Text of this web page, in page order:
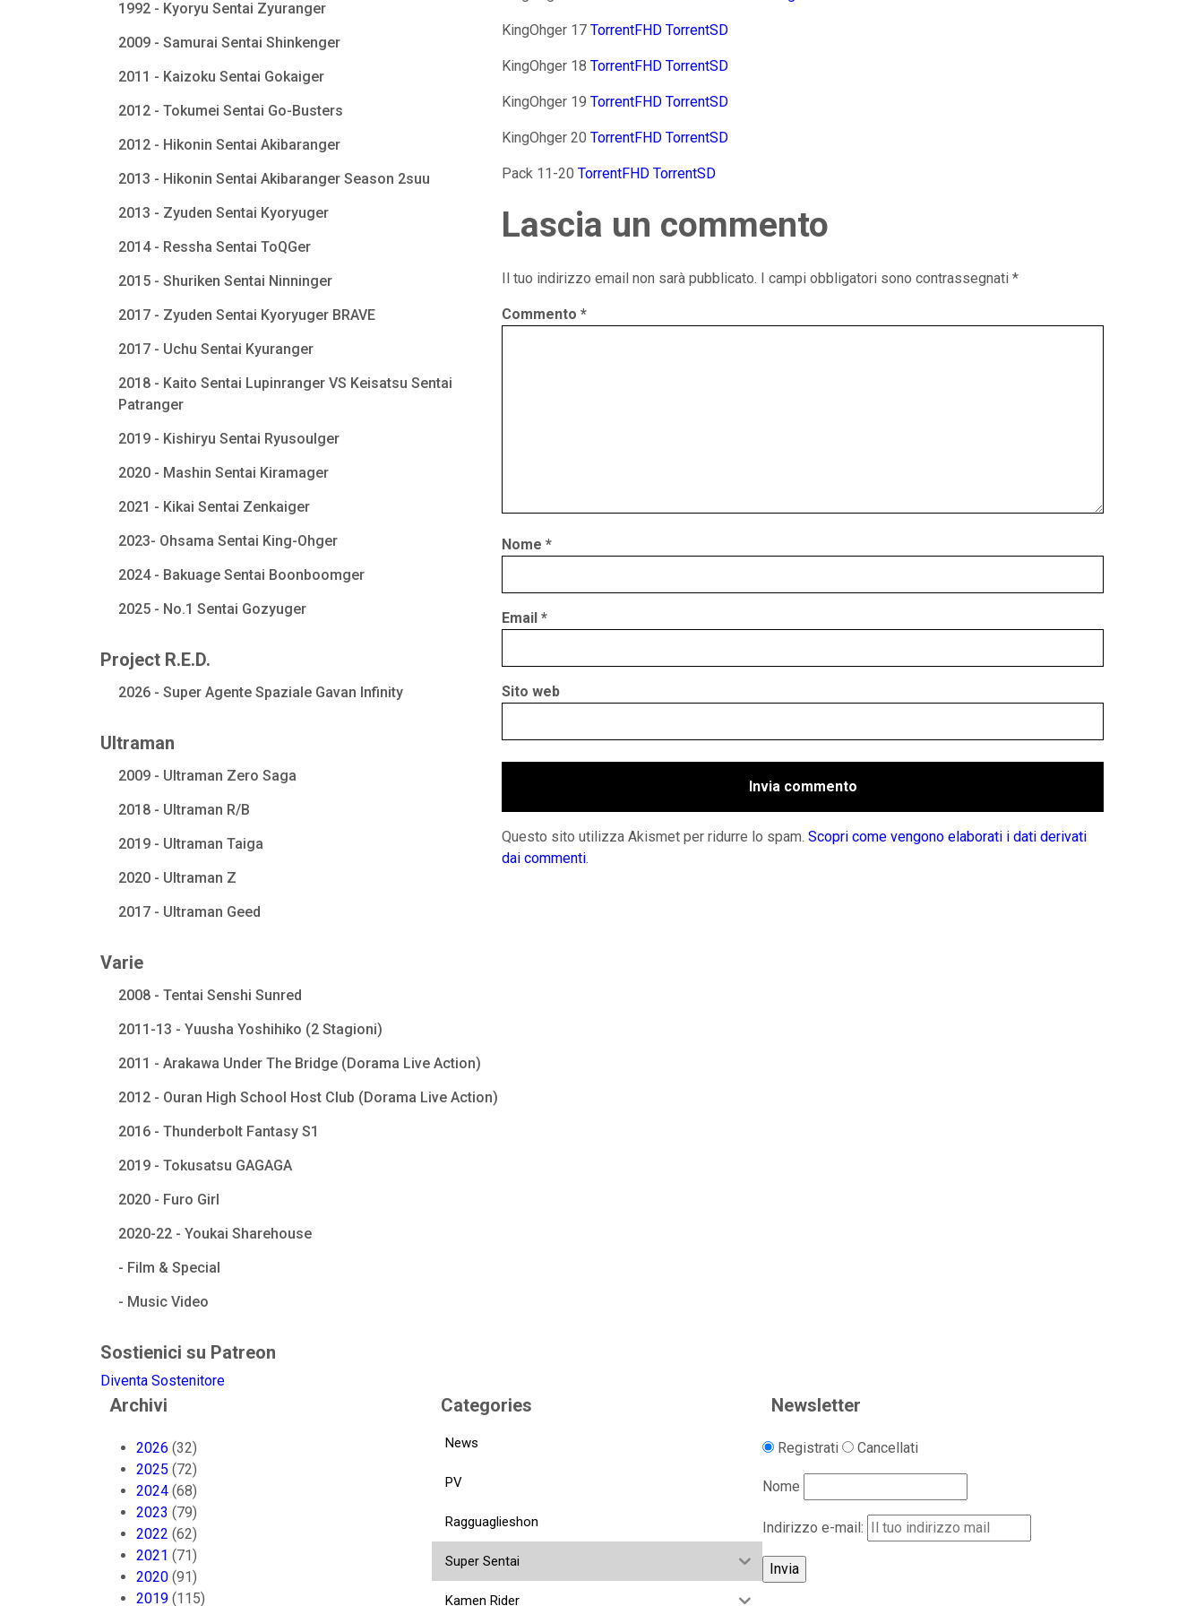
1992 - Kyoryu Sentai Zyuranger
2009 - Samurai Sentai Shinkenger
2011 - Kaizoku Sentai Gokaiger
2012 - Tokumei Sentai Go-Busters
2012 - Hikonin Sentai Akibaranger
2013 - Hikonin Sentai Akibaranger Season 2suu
2013 - Zyuden Sentai Kyoryuger
2014 - Ressha Sentai ToQGer
2015 - Shuriken Sentai Ninninger
2017 - Zyuden Sentai Kyoryuger BRAVE
2017 - Uchu Sentai Kyuranger
2018 - Kaito Sentai Lupinranger VS Keisatsu Sentai
Patranger
2019 - Kishiryu Sentai Ryusoulger
2020 - Mashin Sentai Kiramager
2021 - Kikai Sentai Zenkaiger
2023- Ohsama Sentai King-Ohger
2024 - Bakuage Sentai Boonboomger
2025 - No.1 Sentai Gozyuger
Project R.E.D.
2026 - Super Agente Spaziale Gavan Infinity
Ultraman
2009 - Ultraman Zero Saga
2018 - Ultraman R/B
2019 - Ultraman Taiga
2020 - Ultraman Z
2017 - Ultraman Geed
Varie
2008 - Tentai Senshi Sunred
2011-13 - Yuusha Yoshihiko (2 Stagioni)
2011 - Arakawa Under The Bridge (Dorama Live Action)
2012 - Ouran High School Host Club (Dorama Live Action)
2016 - Thunderbolt Fantasy S1
2019 - Tokusatsu GAGAGA
2020 - Furo Girl
2020-22 - Youkai Sharehouse
- Film & Special
- Music Video
Sostienici su Patreon
Diventa Sostenitore
KingOhger 17 TorrentFHD TorrentSD
KingOhger 18 TorrentFHD TorrentSD
KingOhger 19 TorrentFHD TorrentSD
KingOhger 20 TorrentFHD TorrentSD
Pack 11-20 TorrentFHD TorrentSD
Lascia un commento
Il tuo indirizzo email non sarà pubblicato. I campi obbligatori sono contrassegnati *
Commento *
Nome *
Email *
Sito web
Questo sito utilizza Akismet per ridurre lo spam. Scopri come vengono elaborati i dati derivati
dai commenti.
Archivi
2026 (32)
2025 (72)
2024 (68)
2023 (79)
2022 (62)
2021 (71)
2020 (91)
2019 (115)
Categories
News
PV
Ragguaglieshon
Super Sentai
Kamen Rider
Newsletter
Registrati Cancellati
Nome
Indirizzo e-mail: